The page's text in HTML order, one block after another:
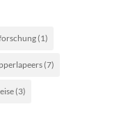
(1)
(7)
(3)